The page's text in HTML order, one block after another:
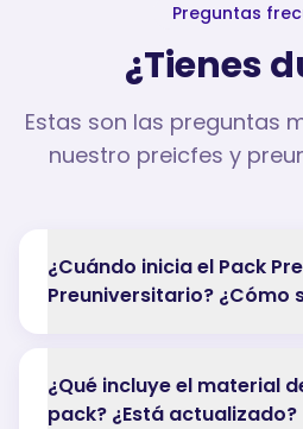
Preguntas
¿Tienes
Estas son las preguntas
nuestro preicfes y
¿Cuándo inicia el Pack
Preuniversitario? ¿Cómo
¿Qué incluye el material
pack? ¿Está actualizado?